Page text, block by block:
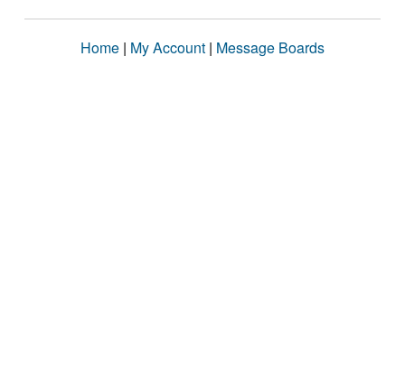
Home | My Account | Message Boards